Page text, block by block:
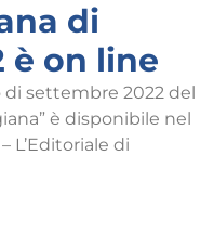
di
è on line
di settembre 2022 del
è disponibile nel
L’Editoriale di